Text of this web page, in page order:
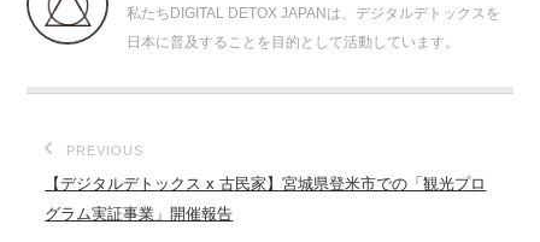
私たちDIGITAL DETOX JAPANは、デジタルデトックスを
日本に普及することを目的として活動しています。
PREVIOUS
【デジタルデトックス x 古民家】宮城県登米市での「観光プロ
グラム実証事業」開催報告